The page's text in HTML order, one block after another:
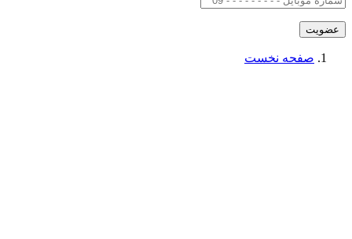
صفحه نخست